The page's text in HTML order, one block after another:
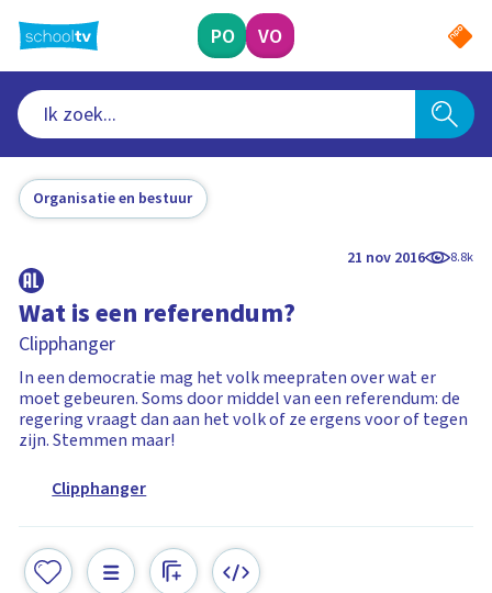
naar
hoofdinhoud
PO VO
Organisatie en bestuur
21 nov 2016 8.8k
Wat is een referendum?
Clipphanger
In een democratie mag het volk meepraten over wat er
moet gebeuren. Soms door middel van een referendum: de
regering vraagt dan aan het volk of ze ergens voor of tegen
zijn. Stemmen maar!
Clipphanger